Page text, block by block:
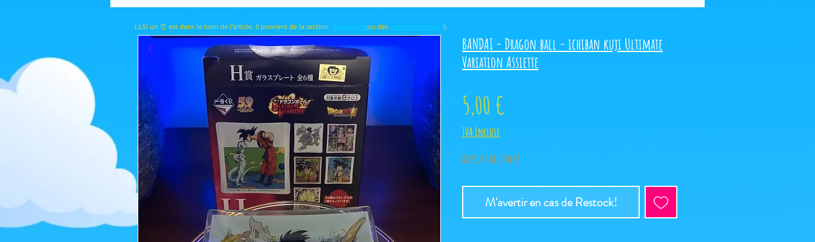
BANDAI - Dragon ball - ichiban kuji Ultimate
Variation Assiette
5,00 €
TVA Incluse
Rupture de stock!
M'avertir en cas de Restock!
(⚠️Si un ⏰ est dans le nom de l'article, il provient de la section ou des !)
à la bourre précommandes